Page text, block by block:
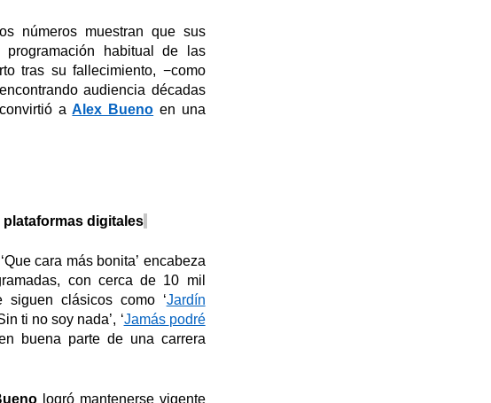
números muestran que sus
habitual de las
tras su fallecimiento, −como
audiencia décadas
aAlex Bueno en una
plataformas digitales
‘Quecara más bonita’ encabeza
con cerca de 10 mil
siguen clásicos como ‘Jardín
ti no soy nada’, ‘Jamás podré
buena parte de una carrera
logró mantenerse vigente